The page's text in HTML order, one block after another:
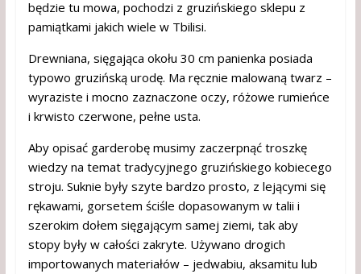
będzie tu mowa, pochodzi z gruzińskiego sklepu z
pamiątkami jakich wiele w Tbilisi.
Drewniana, sięgająca okołu 30 cm panienka posiada
typowo gruzińską urodę. Ma ręcznie malowaną twarz –
wyraziste i mocno zaznaczone oczy, różowe rumieńce
i krwisto czerwone, pełne usta.
Aby opisać garderobę musimy zaczerpnąć troszkę
wiedzy na temat tradycyjnego gruzińskiego kobiecego
stroju. Suknie były szyte bardzo prosto, z lejącymi się
rękawami, gorsetem ściśle dopasowanym w talii i
szerokim dołem sięgającym samej ziemi, tak aby
stopy były w całości zakryte. Używano drogich
importowanych materiałów – jedwabiu, aksamitu lub